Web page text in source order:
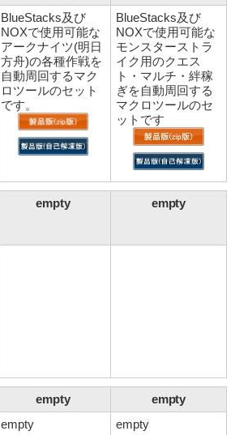
BlueStacks及び
NOXで使用可能な
アークナイツ(明日
方舟)の各種作戦を
自動周回するマク
ロツールのセット
です。
BlueStacks及び
NOXで使用可能な
モンスターストラ
イク用のクエス
ト・マルチ・絆稼
ぎを自動周回する
マクロツールのセ
ットです
empty empty
empty
empty
empty empty